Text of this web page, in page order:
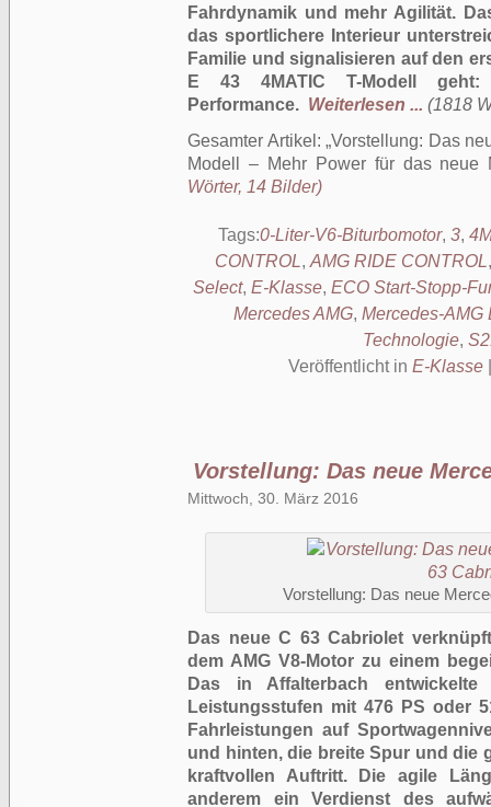
Fahrdynamik und mehr Agilität.
das sportlichere Interieur
Familie und signalisieren auf den
E 43 4MATIC T-Modell geht:
Performance. Weiterlesen ... (1818
Gesamter Artikel: Vorstellung: Das
Modell – Mehr Power für das neue
Wörter, 14 Bilder)
Tags:0-Liter-V6-Biturbomotor, 3,
CONTROL, AMG RIDE CONTROL
Select, E-Klasse, ECO Start-Stopp-
Mercedes AMG, Mercedes-AMG
Technologie,
Veröffentlicht in E-Klasse
Vorstellung: Das neue
Mittwoch, 30. März 2016
Vorstellung: Das neue
Das neue C 63 Cabriolet
dem AMG V8-Motor zu einem
Das in Affalterbach
Leistungsstufen mit 476 PS oder
Fahrleistungen auf
und hinten, die breite Spur und die
kraftvollen Auftritt. Die agile
anderem ein Verdienst des